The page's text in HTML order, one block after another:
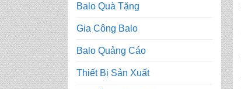
Balo Quà Tặng
Gia Công Balo
Balo Quảng Cáo
Thiết Bị Sản Xuất